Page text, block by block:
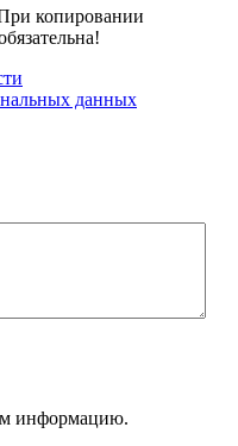
копировании
данных
информацию.